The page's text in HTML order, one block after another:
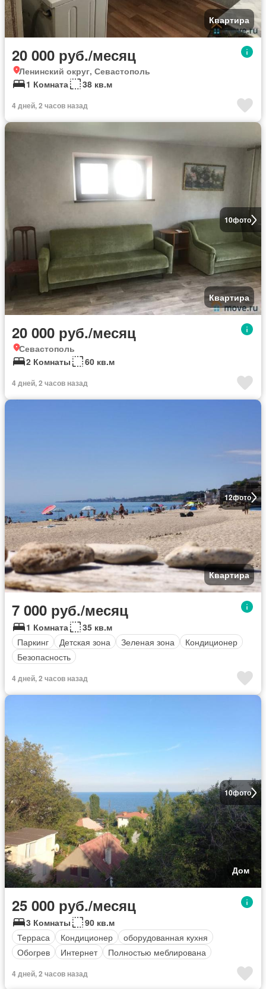
Квартира
20 000 руб./месяц
Ленинский округ, Севастополь
1 Комната
38 кв.м
4 дней, 2 часов назад
10фото
Квартира
20 000 руб./месяц
Севастополь
2 Комнаты
60 кв.м
4 дней, 2 часов назад
12фото
Квартира
7 000 руб./месяц
1 Комната
35 кв.м
Паркинг
Детская зона Зеленая зона
Кондиционер
Безопасность
4 дней, 2 часов назад
10фото
Дом
25 000 руб./месяц
3 Комнаты
90 кв.м
Терраса
Кондиционер
оборудованная кухня
Обогрев
Интернет Полностью меблирована
4 дней, 2 часов назад